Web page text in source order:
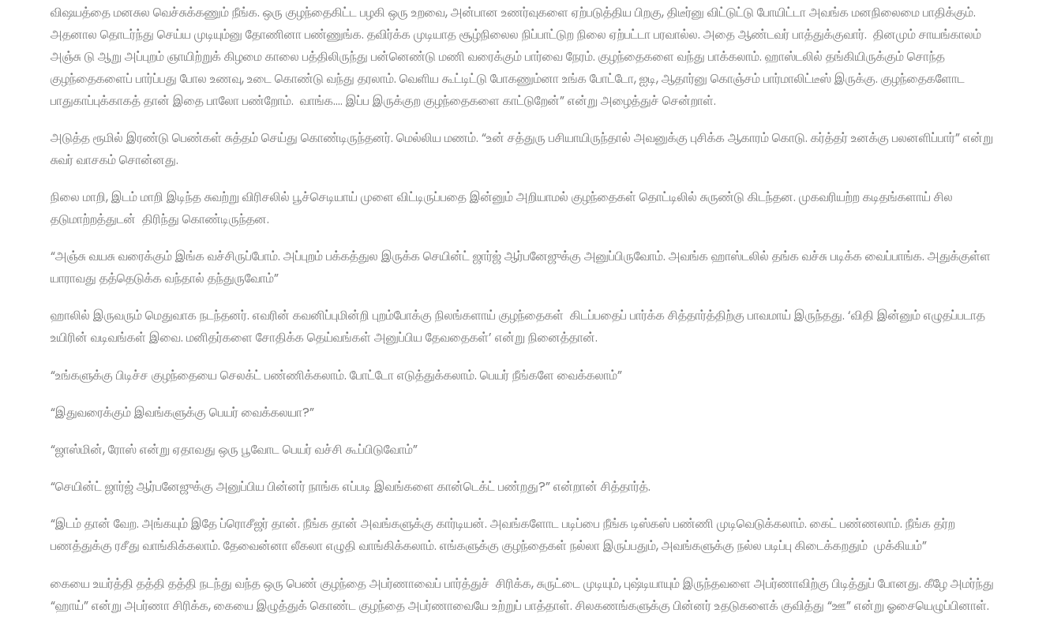
விஷயத்தை மனசுல வெச்சுக்கணும் நீங்க. ஒரு குழந்தைகிட்ட பழகி ஒரு உறவை, அன்பான உணர்வுகளை ஏற்படுத்திய பிறகு, திடீர்னு விட்டுட்டு போயிட்டா அவங்க மனநிலைமை பாதிக்கும்.
அதனால தொடர்ந்து செய்ய முடியும்னு தோணினா பண்ணுங்க. தவிர்க்க முடியாத சூழ்நிலைல நிப்பாட்டுற நிலை ஏற்பட்டா பரவால்ல. அதை ஆண்டவர் பாத்துக்குவார். தினமும் சாயங்காலம்
அஞ்சு டு ஆறு அப்புறம் ஞாயிற்றுக் கிழமை காலை பத்திலிருந்து பன்னெண்டு மணி வரைக்கும் பார்வை நேரம். குழந்தைகளை வந்து பாக்கலாம். ஹாஸ்டலில் தங்கியிருக்கும் சொந்த
குழந்தைகளைப் பார்ப்பது போல உணவு, உடை கொண்டு வந்து தரலாம். வெளிய கூட்டிட்டு போகணும்னா உங்க போட்டோ, ஐடி, ஆதார்னு கொஞ்சம் பார்மாலிட்டீஸ் இருக்கு. குழந்தைகளோட
பாதுகாப்புக்காகத் தான் இதை பாலோ பண்றோம். வாங்க…. இப்ப இருக்குற குழந்தைகளை காட்டுறேன்” என்று அழைத்துச் சென்றாள்.
அடுத்த ரூமில் இரண்டு பெண்கள் சுத்தம் செய்து கொண்டிருந்தனர். மெல்லிய மணம். “உன் சத்துரு பசியாயிருந்தால் அவனுக்கு புசிக்க ஆகாரம் கொடு. கர்த்தர் உனக்கு பலனளிப்பார்” என்று
சுவர் வாசகம் சொன்னது.
நிலை மாறி, இடம் மாறி இடிந்த சுவற்று விரிசலில் பூச்செடியாய் முளை விட்டிருப்பதை இன்னும் அறியாமல் குழந்தைகள் தொட்டிலில் சுருண்டு கிடந்தன. முகவரியற்ற கடிதங்களாய் சில
தடுமாற்றத்துடன் திரிந்து கொண்டிருந்தன.
“அஞ்சு வயசு வரைக்கும் இங்க வச்சிருப்போம். அப்புறம் பக்கத்துல இருக்க செயின்ட் ஜார்ஜ் ஆர்பனேஜுக்கு அனுப்பிருவோம். அவங்க ஹாஸ்டலில் தங்க வச்சு படிக்க வைப்பாங்க. அதுக்குள்ள
யாராவது தத்தெடுக்க வந்தால் தந்துருவோம்”
ஹாலில் இருவரும் மெதுவாக நடந்தனர். எவரின் கவனிப்புமின்றி புறம்போக்கு நிலங்களாய் குழந்தைகள் கிடப்பதைப் பார்க்க சித்தார்த்திற்கு பாவமாய் இருந்தது. ‘விதி இன்னும் எழுதப்படாத
உயிரின் வடிவங்கள் இவை. மனிதர்களை சோதிக்க தெய்வங்கள் அனுப்பிய தேவதைகள்’ என்று நினைத்தான்.
“உங்களுக்கு பிடிச்ச குழந்தையை செலக்ட் பண்ணிக்கலாம். போட்டோ எடுத்துக்கலாம். பெயர் நீங்களே வைக்கலாம்”
“இதுவரைக்கும் இவங்களுக்கு பெயர் வைக்கலயா?”
“ஜாஸ்மின், ரோஸ் என்று ஏதாவது ஒரு பூவோட பெயர் வச்சி கூப்பிடுவோம்”
“செயின்ட் ஜார்ஜ் ஆர்பனேஜுக்கு அனுப்பிய பின்னர் நாங்க எப்படி இவங்களை கான்டெக்ட் பண்றது?” என்றான் சித்தார்த்.
“இடம் தான் வேற. அங்கயும் இதே ப்ரொசீஜர் தான். நீங்க தான் அவங்களுக்கு கார்டியன். அவங்களோட படிப்பை நீங்க டிஸ்கஸ் பண்ணி முடிவெடுக்கலாம். கைட் பண்ணலாம். நீங்க தர்ற
பணத்துக்கு ரசீது வாங்கிக்கலாம். தேவைன்னா லீகலா எழுதி வாங்கிக்கலாம். எங்களுக்கு குழந்தைகள் நல்லா இருப்பதும், அவங்களுக்கு நல்ல படிப்பு கிடைக்கறதும் முக்கியம்”
கையை உயர்த்தி தத்தி தத்தி நடந்து வந்த ஒரு பெண் குழந்தை அபர்ணாவைப் பார்த்துச் சிரிக்க, சுருட்டை முடியும், புஷ்டியாயும் இருந்தவளை அபர்ணாவிற்கு பிடித்துப் போனது. கீழே அமர்ந்து
“ஹாய்” என்று அபர்ணா சிரிக்க, கையை இழுத்துக் கொண்ட குழந்தை அபர்ணாவையே உற்றுப் பாத்தாள். சிலகணங்களுக்கு பின்னர் உதடுகளைக் குவித்து “ஊ” என்று ஓசையெழுப்பினாள்.